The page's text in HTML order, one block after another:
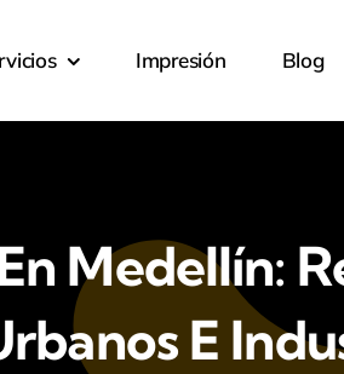
Impresión Blog
Medellín:
E